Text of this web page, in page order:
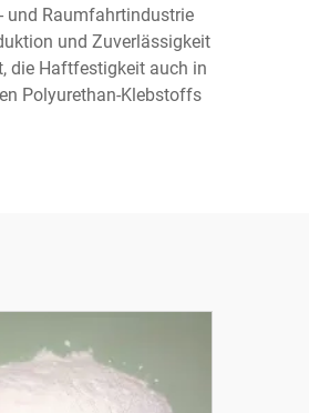
und Raumfahrtindustrie
und Zuverlässigkeit
die Haftfestigkeit auch in
Polyurethan-Klebstoffs